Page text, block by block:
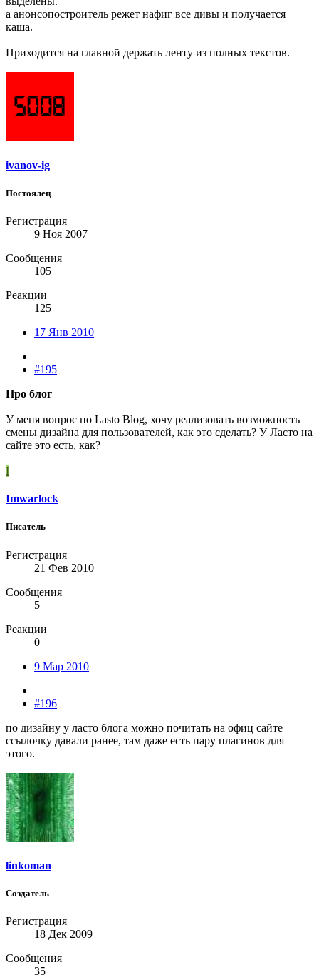
а анонсопостроитель режет нафиг все дивы и получается
каша.
Приходится на главной держать ленту из полных текстов.
ivanov-ig
Постоялец
Регистрация
9 Ноя 2007
Сообщения
105
Реакции
125
17 Янв 2010
#195
Про блог
У меня вопрос по Lasto Blog, хочу реализовать возможность
смены дизайна для пользователей, как это сделать? У Ласто на
сайте это есть, как?
I
Imwarlock
Писатель
Регистрация
21 Фев 2010
Сообщения
5
Реакции
0
9 Мар 2010
#196
по дизайну у ласто блога можно почитать на офиц сайте
ссылочку давали ранее, там даже есть пару плагинов для
этого.
linkoman
Создатель
Регистрация
18 Дек 2009
Сообщения
35